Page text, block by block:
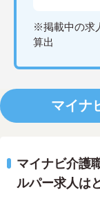
※掲載中の求
算出
マイナ
マイナビ介護
ルパー求人は